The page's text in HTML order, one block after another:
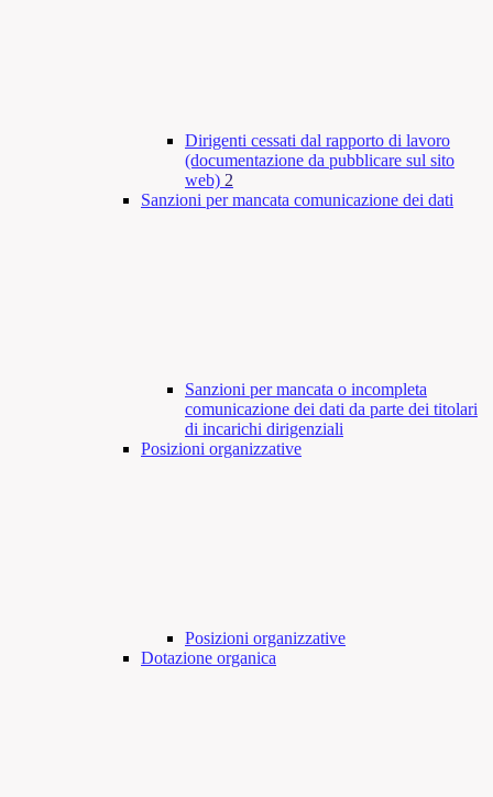
Dirigenti cessati dal rapporto di lavoro
(documentazione da pubblicare sul sito
web) 2
Sanzioni per mancata comunicazione dei dati
Sanzioni per mancata o incompleta
comunicazione dei dati da parte dei titolari
di incarichi dirigenziali
Posizioni organizzative
Posizioni organizzative
Dotazione organica